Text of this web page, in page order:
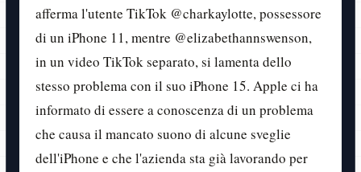
afferma l'utente TikTok @charkaylotte, possessore
di un iPhone 11, mentre @elizabethannswenson,
in un video TikTok separato, si lamenta dello
stesso problema con il suo iPhone 15. Apple ci ha
informato di essere a conoscenza di un problema
che causa il mancato suono di alcune sveglie
dell'iPhone e che l'azienda sta già lavorando per